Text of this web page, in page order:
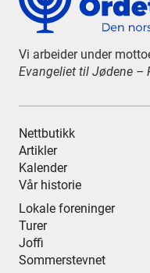
Vi arbeider under
Evangeliet til Jødene –
Nettbutikk
Artikler
Kalender
Vår historie
Lokale foreninger
Turer
Joffi
Sommerstevnet